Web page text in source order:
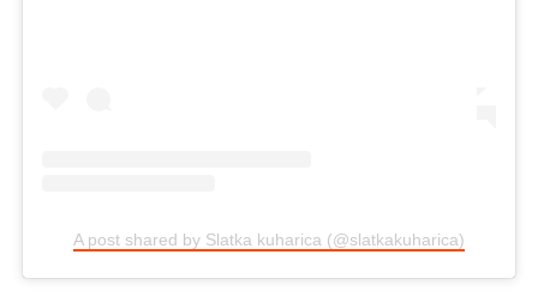
A post shared by Slatka kuharica (@slatkakuharica)